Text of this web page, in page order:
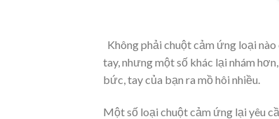
Không phải chuột cảm ứng loại
tay, nhưng một số khác lại nhám
bức, tay của bạn ra mồ hôi nhiều.
Một số loại chuột cảm ứng lại yêu